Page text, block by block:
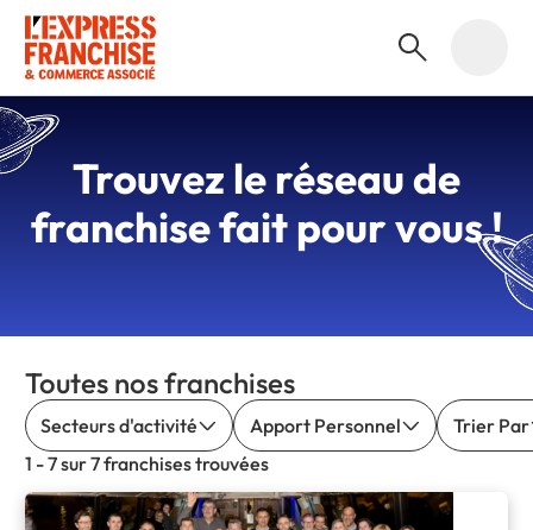
Trouvez leréseau de
franchisefait pour vous !
Toutes nos franchises
Secteurs d'activité Apport Personnel
Trier Par
1 - 7 sur 7 franchises trouvées